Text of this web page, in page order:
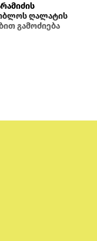
ღალატის
გამოძიება